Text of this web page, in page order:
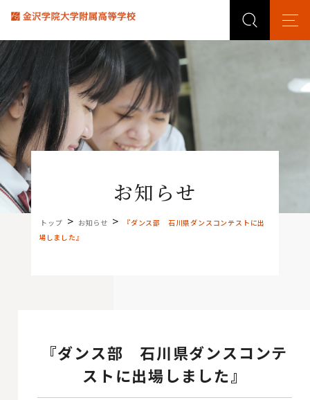
お知らせ
トップ > お知らせ >
『ダンス部 石川県ダンスコンテストに出
場しました』
『ダンス部 石川県ダンスコンテ
ストに出場しました』